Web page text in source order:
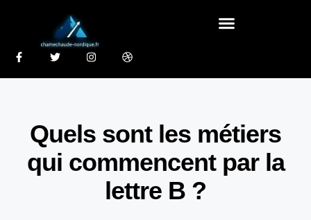
Quels sont les métiers
qui commencent par la
lettre B ?